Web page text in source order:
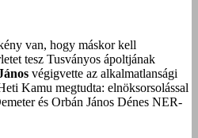
van, hogy máskor kell
tesz Tusványos ápoltjának
végigvette az alkalmatlansági
Kamu megtudta: elnöksorsolással
és Orbán János Dénes NER-